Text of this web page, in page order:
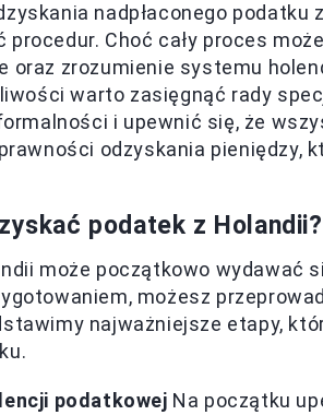
nadpłaconego podatku
Choć cały proces
oraz zrozumienie systemu
warto zasięgnąć rady
i upewnić się, że
odzyskania pieniędzy,
podatek z Holandii?
może początkowo wydawać
możesz
najważniejsze etapy,
podatkowej Na początku